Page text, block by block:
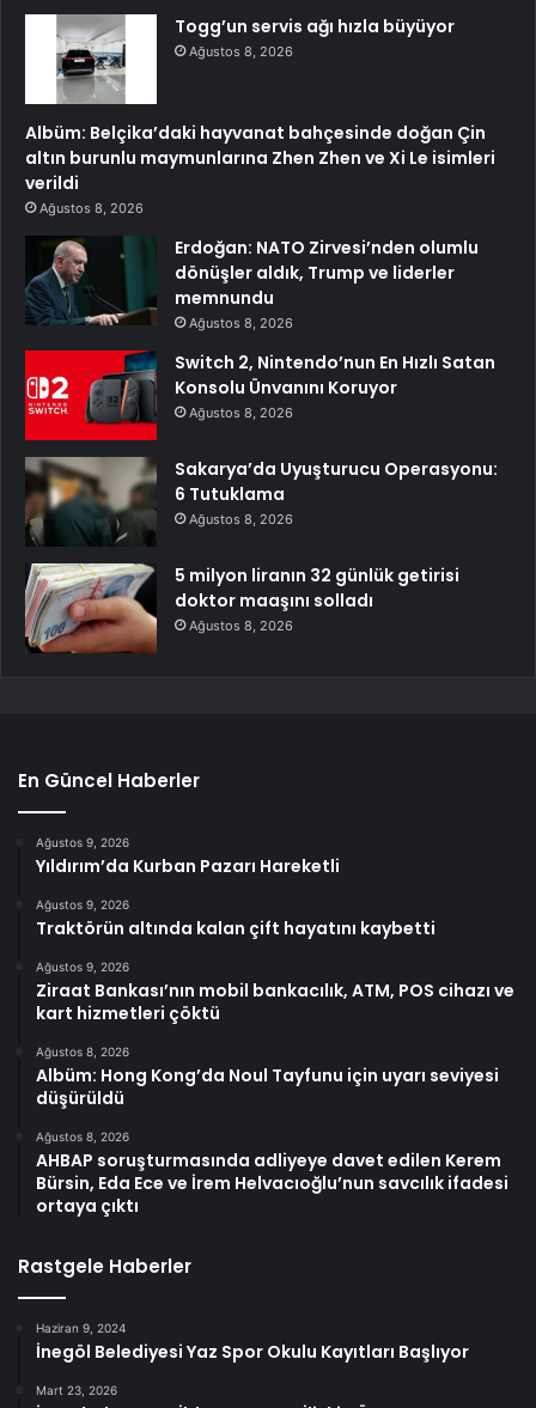
Togg’un servis ağı hızla büyüyor
Ağustos 8, 2026
Albüm: Belçika’daki hayvanat bahçesinde doğan Çin
altın burunlu maymunlarına Zhen Zhen ve Xi Le isimleri
verildi
Ağustos 8, 2026
Erdoğan: NATO Zirvesi’nden olumlu
dönüşler aldık, Trump ve liderler
memnundu
Ağustos 8, 2026
Switch 2, Nintendo’nun En Hızlı Satan
Konsolu Ünvanını Koruyor
Ağustos 8, 2026
Sakarya’da Uyuşturucu Operasyonu:
6 Tutuklama
Ağustos 8, 2026
5 milyon liranın 32 günlük getirisi
doktor maaşını solladı
Ağustos 8, 2026
En Güncel Haberler
Ağustos 9, 2026
Yıldırım’da Kurban Pazarı Hareketli
Ağustos 9, 2026
Traktörün altında kalan çift hayatını kaybetti
Ağustos 9, 2026
Ziraat Bankası’nın mobil bankacılık, ATM, POS cihazı ve
kart hizmetleri çöktü
Ağustos 8, 2026
Albüm: Hong Kong’da Noul Tayfunu için uyarı seviyesi
düşürüldü
Ağustos 8, 2026
AHBAP soruşturmasında adliyeye davet edilen Kerem
Bürsin, Eda Ece ve İrem Helvacıoğlu’nun savcılık ifadesi
ortaya çıktı
Rastgele Haberler
Haziran 9, 2024
İnegöl Belediyesi Yaz Spor Okulu Kayıtları Başlıyor
Mart 23, 2026